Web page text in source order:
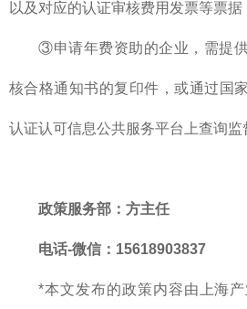
以及对应的认证审核费用发票等票据
③申请年费资助的企业，需提
核合格通知书的复印件，或通过国
认证认可信息公共服务平台上查询监
政策服务部 ：方主任
电话-微信：15618903837
*本文发布的政策内容由上海